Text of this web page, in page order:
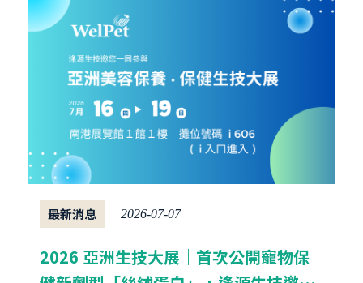
最新消息 2026-07-07
2026 亞洲生技大展｜首次公開寵物保